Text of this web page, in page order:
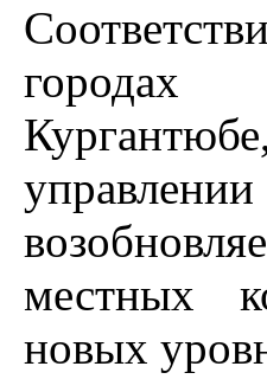
местных
новых